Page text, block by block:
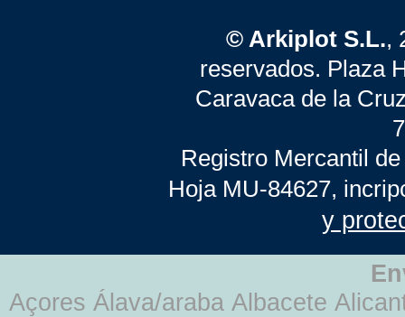
© Arkiplot S.L.,
reservados. Plaza
Caravaca de la
Registro Mercantil
Hoja MU-84627,
y
Açores Álava/araba Albacete